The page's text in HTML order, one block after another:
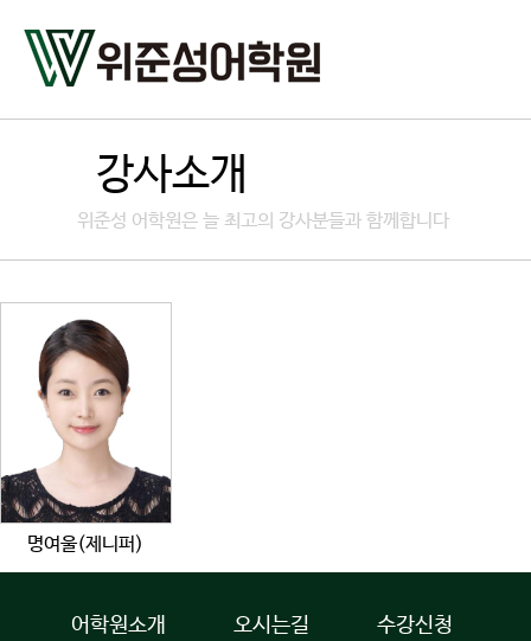
강사소개
위준성 어학원은 늘 최고의 강사분들과 함께합니다
명여울(제니퍼)
어학원소개 오시는길
수강신청